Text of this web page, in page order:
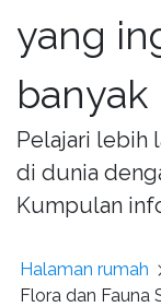
yang
banyak
Pelajari lebih
di dunia
Kumpulan
Halaman rumah
Flora dan Fauna